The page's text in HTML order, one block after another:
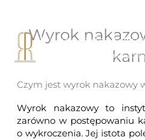
treści Wyrok
Czym jest wyrok nakazowy
Wyrok nakazowy to
zarówno w postępowaniu
o wykroczenia. Jej istota